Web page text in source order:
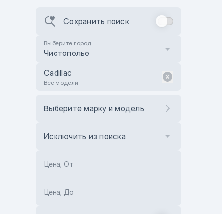
Сохранить поиск
Выберите город
Чистополье
Cadillac
Все модели
Выберите марку и модель
Исключить из поиска
Цена, От
Цена, До